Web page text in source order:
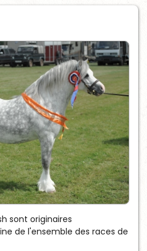
sont originaires
de l'ensemble des races de